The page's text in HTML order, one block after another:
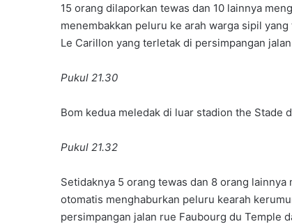
15 orang dilaporkan tewas dan 10 lainnya
menembakkan peluru ke arah warga sipil
Le Carillon yang terletak di persimpangan
Pukul 21.30
Bom kedua meledak di luar stadion the Stade
Pukul 21.32
Setidaknya 5 orang tewas dan 8 orang
otomatis menghaburkan peluru kearah
persimpangan jalan rue Faubourg du Temple